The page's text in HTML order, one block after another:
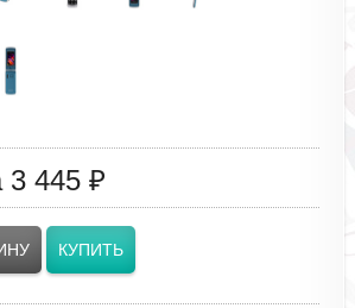
3 445 ₽